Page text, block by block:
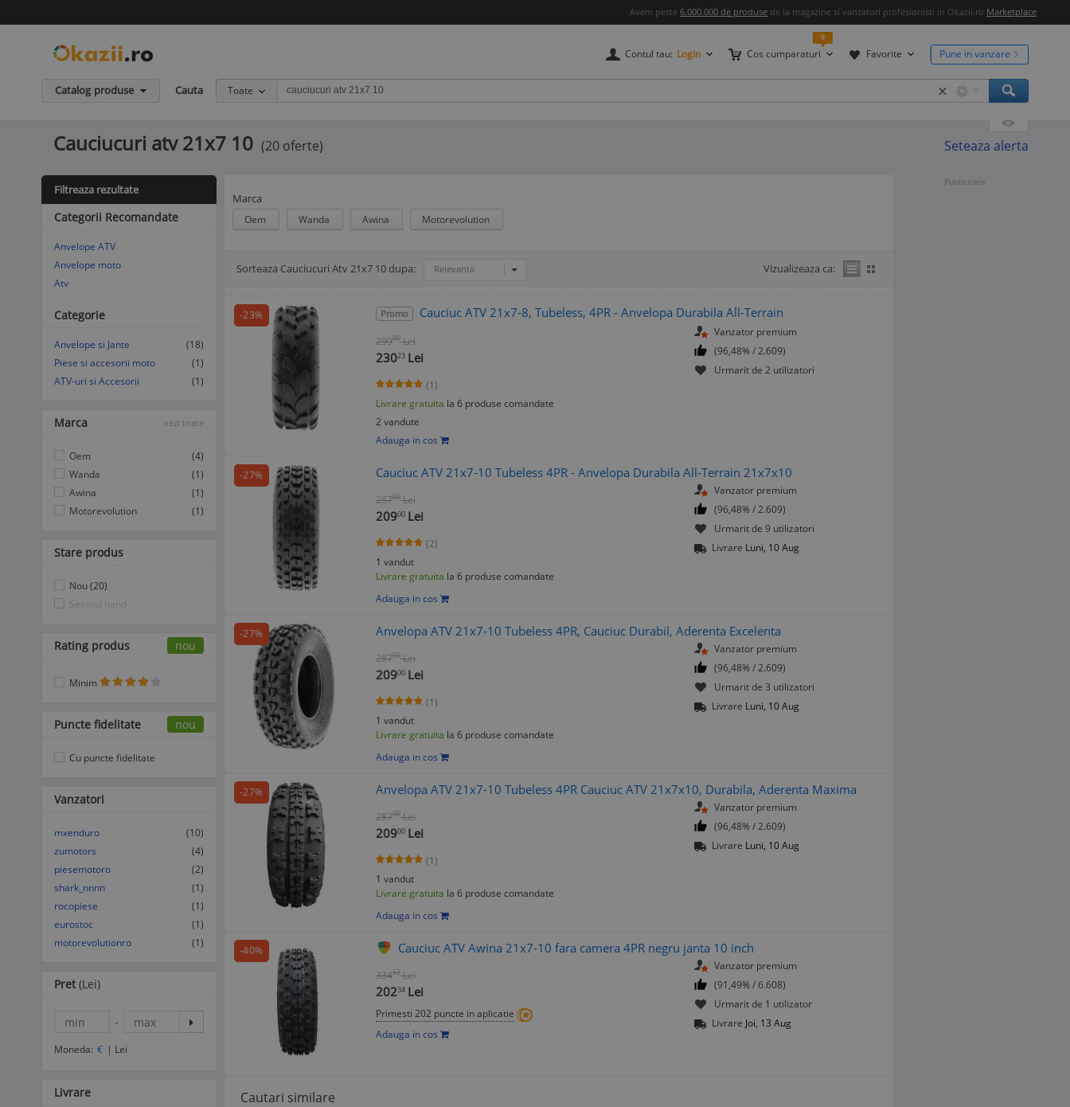
Avem peste 6.000.000 de produse de la magazine si vanzatori profesionisti in Okazii.ro Marketplace
Contul tau: Login Cos cumparaturi
0
Favorite Pune in vanzare
Catalog produse Cauta Toate ×
Cauciucuri atv 21x7 10 (20 oferte) Seteaza alerta
Marca
Oem Wanda Awina Motorevolution
Sorteaza Cauciucuri Atv 21x7 10 dupa: Relevanta Vizualizeaza ca:
Afisare Lista
Afisare galerie
-23% Promo Cauciuc ATV 21x7-8, Tubeless, 4PR - Anvelopa Durabila All-Terrain
29900 Lei
23023 Lei
(1)
Livrare gratuita la 6 produse comandate
2 vandute
Adauga in cos
Vanzator premium
(96,48% / 2.609)
Urmarit de 2 utilizatori
-27% Cauciuc ATV 21x7-10 Tubeless 4PR - Anvelopa Durabila All-Terrain 21x7x10
28700 Lei
20900 Lei
(2)
1 vandut
Livrare gratuita la 6 produse comandate
Adauga in cos
Vanzator premium
(96,48% / 2.609)
Urmarit de 9 utilizatori
Livrare Luni, 10 Aug
-27% Anvelopa ATV 21x7-10 Tubeless 4PR, Cauciuc Durabil, Aderenta Excelenta
28700 Lei
20900 Lei
(1)
1 vandut
Livrare gratuita la 6 produse comandate
Adauga in cos
Vanzator premium
(96,48% / 2.609)
Urmarit de 3 utilizatori
Livrare Luni, 10 Aug
-27% Anvelopa ATV 21x7-10 Tubeless 4PR Cauciuc ATV 21x7x10, Durabila, Aderenta Maxima
28700 Lei
20900 Lei
(1)
1 vandut
Livrare gratuita la 6 produse comandate
Adauga in cos
Vanzator premium
(96,48% / 2.609)
Livrare Luni, 10 Aug
-40% Cauciuc ATV Awina 21x7-10 fara camera 4PR negru janta 10 inch
33453 Lei
20234 Lei
Primesti 202 puncte in aplicatie
Adauga in cos
Vanzator premium
(91,49% / 6.608)
Urmarit de 1 utilizator
Livrare Joi, 13 Aug
Cautari similare
Filtreaza rezultate
Categorii Recomandate
Anvelope ATV
Anvelope moto
Atv
Categorie
Anvelope si Jante
(18)
Piese si accesorii moto
(1)
ATV-uri si Accesorii
(1)
Marca vezi toate
Oem
(4)
Wanda
(1)
Awina
(1)
Motorevolution
(1)
Stare produs
Nou (20)
Second hand
Rating produs nou
Minim
Puncte fidelitate nou
Cu puncte fidelitate
Vanzatori
mxenduro
(10)
zumotors
(4)
piesemotoro
(2)
shark_nnnn
(1)
rocopiese
(1)
eurostoc
(1)
motorevolutionro
(1)
Pret (Lei)
-
Moneda: € | Lei
Livrare
Publicitate